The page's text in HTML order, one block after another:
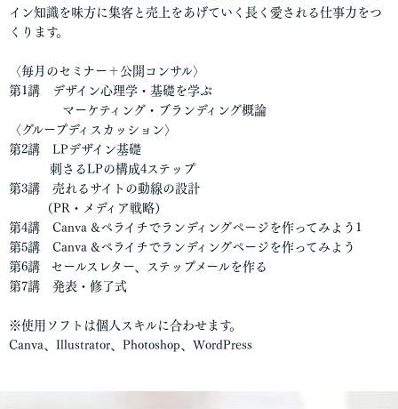
イン知識を味方に集客と売上をあげていく長く愛される仕事力をつ
くります。
〈毎月のセミナー＋公開コンサル〉
第1講 デザイン心理学・基礎を学ぶ
マーケティング・ブランディング概論
〈グループディスカッション〉
第2講 LPデザイン基礎
刺さるLPの構成4ステップ
第3講 売れるサイトの動線の設計
（PR・メディア戦略）
第4講 Canva &ペライチでランディングページを作ってみよう1
第5講 Canva &ペライチでランディングページを作ってみよう
第6講 セールスレター、ステップメールを作る
第7講 発表・修了式
※使用ソフトは個人スキルに合わせます。
Canva、Illustrator、Photoshop、WordPress